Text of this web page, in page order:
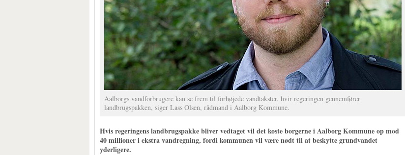
Aalborgs vandforbrugere kan se frem til forhøjede vandtakster, hvir regeringen gennemfører
landbrugspakken, siger Lass Olsen, rådmand i Aalborg Kommune.
Hvis regeringens landbrugspakke bliver vedtaget vil det koste borgerne i Aalborg Kommune op mod
40 millioner i ekstra vandregning, fordi kommunen vil være nødt til at beskytte grundvandet
yderligere.